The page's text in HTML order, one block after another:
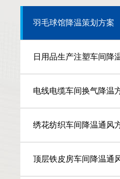
羽毛球馆降温策划方案
日用品生产注塑车间降
电线电缆车间换气降温
绣花纺织车间降温通风
顶层铁皮房车间降温通